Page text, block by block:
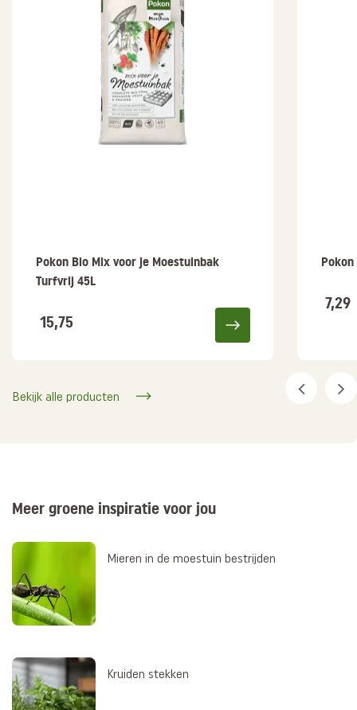
Pokon Bio Mix voor je Moestuinbak
Turfvrij 45L
15,75
7,29
Bekijk alle producten
Meer groene inspiratie voor jou
Mieren in de moestuin bestrijden
Kruiden stekken